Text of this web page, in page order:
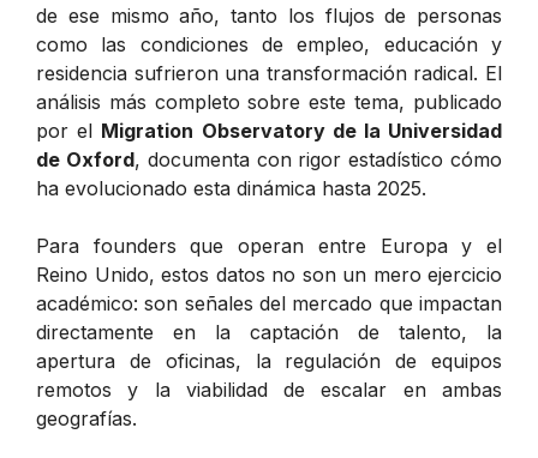
de ese mismo año, tanto los flujos de personas
como las condiciones de empleo, educación y
residencia sufrieron una transformación radical. El
análisis más completo sobre este tema, publicado
por el Migration Observatory de la Universidad
de Oxford, documenta con rigor estadístico cómo
ha evolucionado esta dinámica hasta 2025.
Para founders que operan entre Europa y el
Reino Unido, estos datos no son un mero ejercicio
académico: son señales del mercado que impactan
directamente en la captación de talento, la
apertura de oficinas, la regulación de equipos
remotos y la viabilidad de escalar en ambas
geografías.